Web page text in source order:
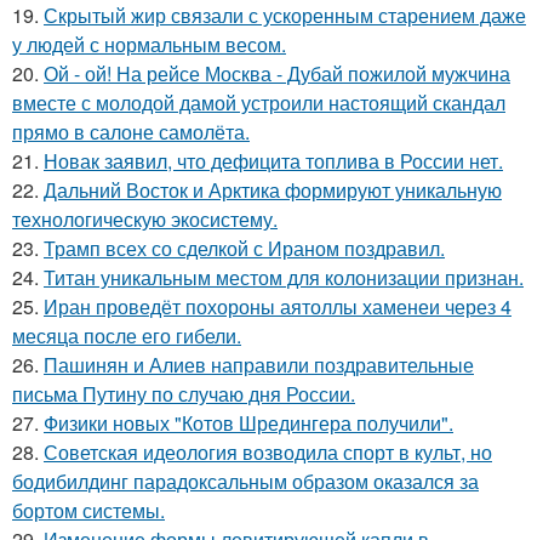
19. Скрытый жир связали с ускоренным старением даже
у людей с нормальным весом.
20. Ой - ой! На рейсе Москва - Дубай пожилой мужчина
вместе с молодой дамой устроили настоящий скандал
прямо в салоне самолёта.
21. Новак заявил, что дефицита топлива в России нет.
22. Дальний Восток и Арктика формируют уникальную
технологическую экосистему.
23. Трамп всех со сделкой с Ираном поздравил.
24. Титан уникальным местом для колонизации признан.
25. Иран проведёт похороны аятоллы хаменеи через 4
месяца после его гибели.
26. Пашинян и Алиев направили поздравительные
письма Путину по случаю дня России.
27. Физики новых "Котов Шредингера получили".
28. Советская идеология возводила спорт в культ, но
бодибилдинг парадоксальным образом оказался за
бортом системы.